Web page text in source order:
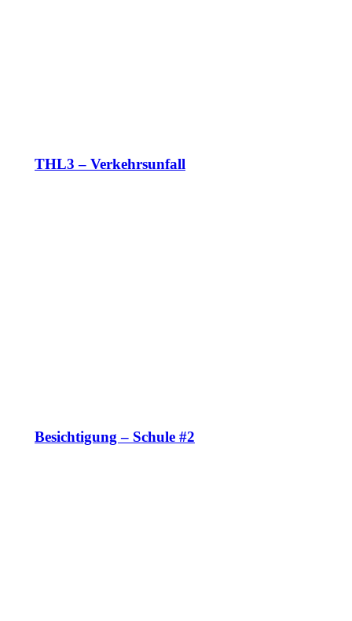
THL3 – Verkehrsunfall
Besichtigung – Schule #2